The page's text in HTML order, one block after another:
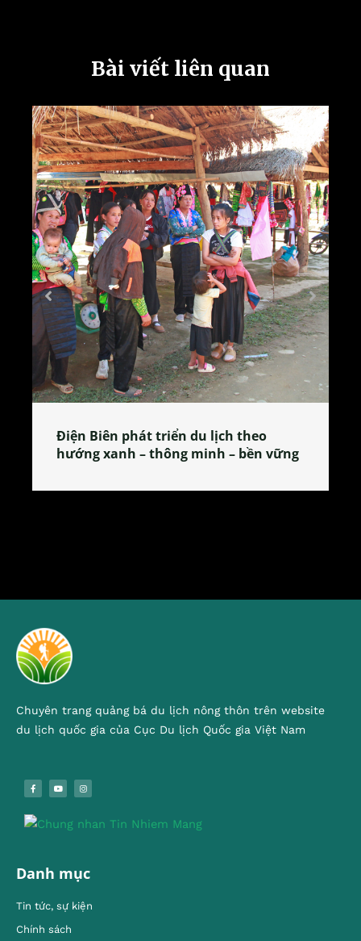
Bài viết liên quan
Làng làm bánh tẻ Phú Nhi – nơi lan
tỏa đặc sản xứ Đoài
Chuyên trang quảng bá du lịch nông thôn trên website
du lịch quốc gia của Cục Du lịch Quốc gia Việt Nam
Danh mục
Tin tức, sự kiện
Chính sách